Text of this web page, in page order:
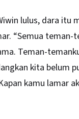
lulus, dara itu
“Semua teman-
Teman-
kita belum
kamu lamar